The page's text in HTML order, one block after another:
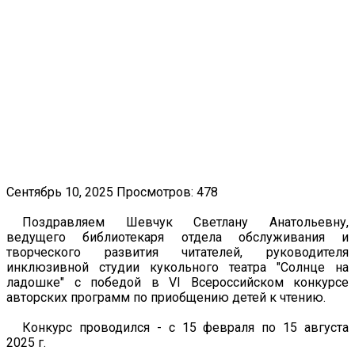
Сентябрь 10, 2025 Просмотров: 478
Поздравляем Шевчук Светлану Анатольевну,
ведущего библиотекаря отдела обслуживания и
творческого развития читателей, руководителя
инклюзивной студии кукольного театра "Солнце на
ладошке" с победой в VI Всероссийском конкурсе
авторских программ по приобщению детей к чтению.
Конкурс проводился - c 15 февраля по 15 августа
2025 г.